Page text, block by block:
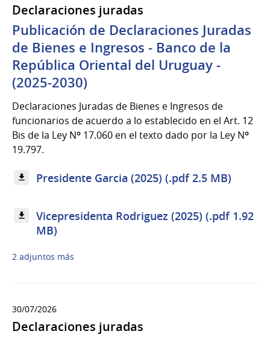
Declaraciones juradas
Publicación de Declaraciones Juradas
de Bienes e Ingresos - Banco de la
República Oriental del Uruguay -
(2025-2030)
Declaraciones Juradas de Bienes e Ingresos de
funcionarios de acuerdo a lo establecido en el Art. 12
Bis de la Ley Nº 17.060 en el texto dado por la Ley Nº
19.797.
Presidente Garcia (2025) (.pdf 2.5 MB)
Vicepresidenta Rodriguez (2025) (.pdf 1.92
MB)
2 adjuntos más
30/07/2026
Declaraciones juradas